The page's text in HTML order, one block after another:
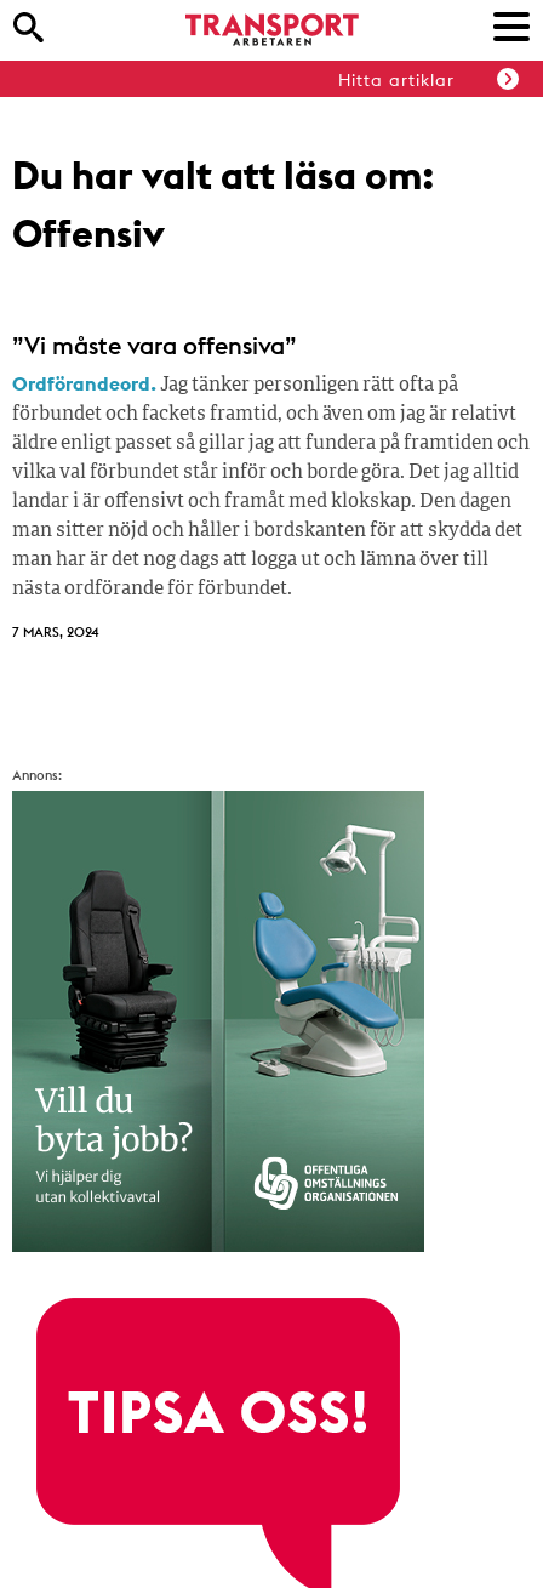
Hitta artiklar
Du har valt att läsa om:
Offensiv
”Vi måste vara offensiva”
Ordförandeord.Jag tänker personligen rätt ofta på
förbundet och fackets framtid, och även om jag är relativt
äldre enligt passet så gillar jag att fundera på framtiden och
vilka val förbundet står inför och borde göra. Det jag alltid
landar i är offensivt och framåt med klokskap. Den dagen
man sitter nöjd och håller i bordskanten för att skydda det
man har är det nog dags att logga ut och lämna över till
nästa ordförande för förbundet.
7 MARS, 2024
Annons: